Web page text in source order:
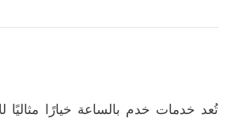
تُعد خدمات خدم بالساعة خيارًا